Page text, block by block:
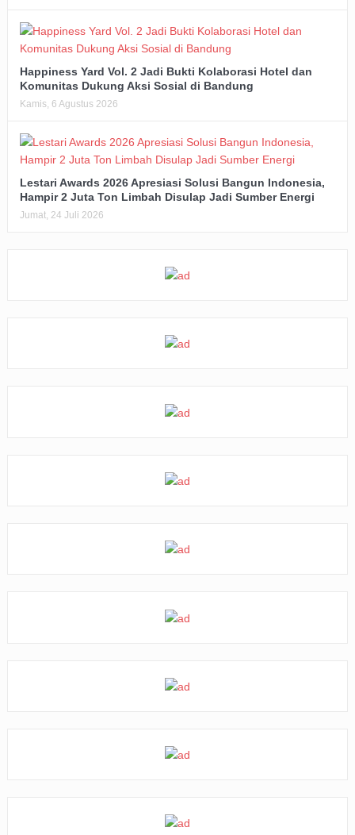
Happiness Yard Vol. 2 Jadi Bukti Kolaborasi Hotel dan
Komunitas Dukung Aksi Sosial di Bandung
Kamis, 6 Agustus 2026
Lestari Awards 2026 Apresiasi Solusi Bangun Indonesia,
Hampir 2 Juta Ton Limbah Disulap Jadi Sumber Energi
Jumat, 24 Juli 2026